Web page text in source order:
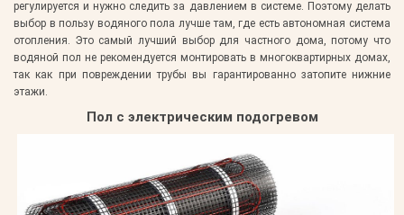
регулируется и нужно следить за давлением в системе. Поэтому делать
выбор в пользу водяного пола лучше там, где есть автономная система
отопления. Это самый лучший выбор для частного дома, потому что
водяной пол не рекомендуется монтировать в многоквартирных домах,
так как при повреждении трубы вы гарантированно затопите нижние
этажи.
Пол с электрическим подогревом